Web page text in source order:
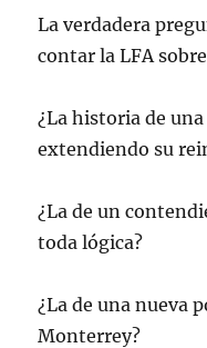
La verdadera
contar la LFA
¿La historia de
extendiendo su
¿La de un
toda lógica?
¿La de una nueva
Monterrey?